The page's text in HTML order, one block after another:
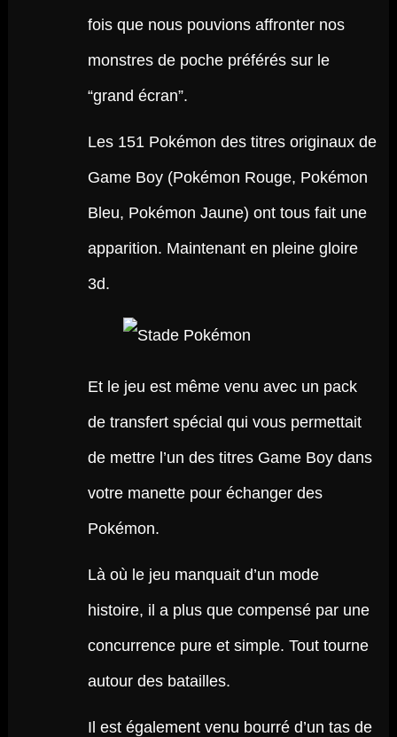
fois que nous pouvions affronter nos
monstres de poche préférés sur le
“grand écran”.
Les 151 Pokémon des titres originaux de
Game Boy (Pokémon Rouge, Pokémon
Bleu, Pokémon Jaune) ont tous fait une
apparition. Maintenant en pleine gloire
3d.
Et le jeu est même venu avec un pack
de transfert spécial qui vous permettait
de mettre l’un des titres Game Boy dans
votre manette pour échanger des
Pokémon.
Là où le jeu manquait d’un mode
histoire, il a plus que compensé par une
concurrence pure et simple. Tout tourne
autour des batailles.
Il est également venu bourré d’un tas de